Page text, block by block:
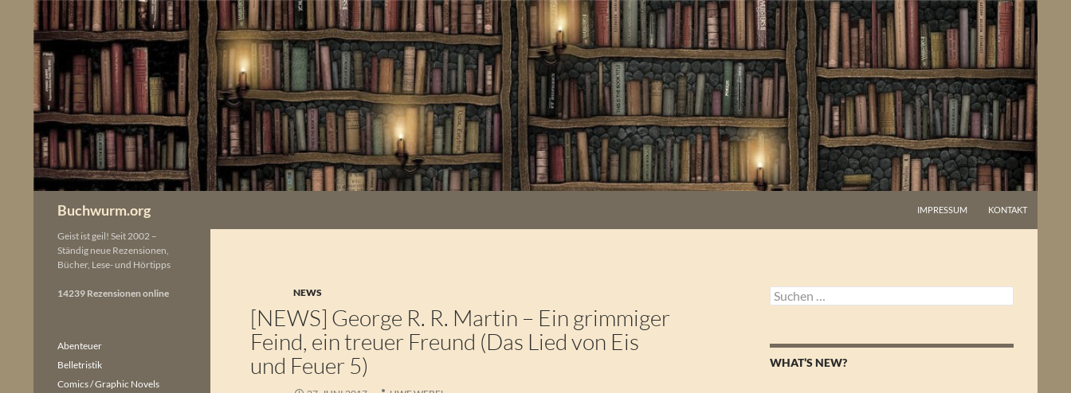
springen
Buchwurm.org IMPRESSUM KONTAKT
NEWS
[NEWS] George R. R. Martin – Ein grimmiger
Feind, ein treuer Freund (Das Lied von Eis
und Feuer 5)
Suchen
nach:
WHAT’S NEW?
Geist ist geil! Seit 2002 –
Ständig neue Rezensionen,
Bücher, Lese- und Hörtipps
14239 Rezensionen online
Abenteuer
Belletristik
Comics / Graphic Novels